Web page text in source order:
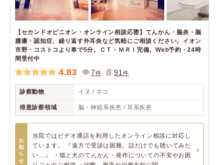
【セカンドオピニオン・オンライン相談応需】てんかん・脳炎・脳
腫瘍・認知症、繰り返す外耳炎など気軽にご相談ください。イオン
市野・コストコより車で5分。ＣＴ・ＭＲＩ完備。Web予約・24時
間受付中
4.83 7件 91件
診察動物 イヌ / ネコ
得意診察領域 脳・神経系疾患 / 耳系疾患
お
知
ら
せ
当院ではビデオ通話を利用したオンライン相談に対応し
ています。 『遠方で受診は困難。話だけでも聴いてみた
い…』 ・猫と犬のてんかん・発作についての不安やお困